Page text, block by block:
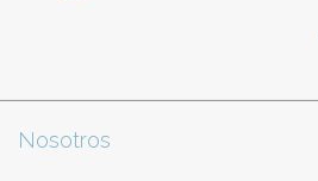
Nosotros